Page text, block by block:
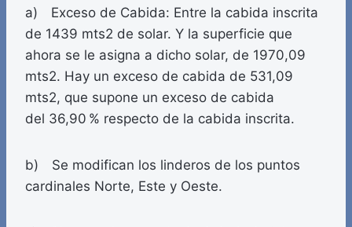
a) Exceso de Cabida: Entre la cabida inscrita
de 1439 mts2 de solar. Y la superficie que
ahora se le asigna a dicho solar, de 1970,09
mts2. Hay un exceso de cabida de 531,09
mts2, que supone un exceso de cabida
del 36,90 % respecto de la cabida inscrita.
b) Se modifican los linderos de los puntos
cardinales Norte, Este y Oeste.